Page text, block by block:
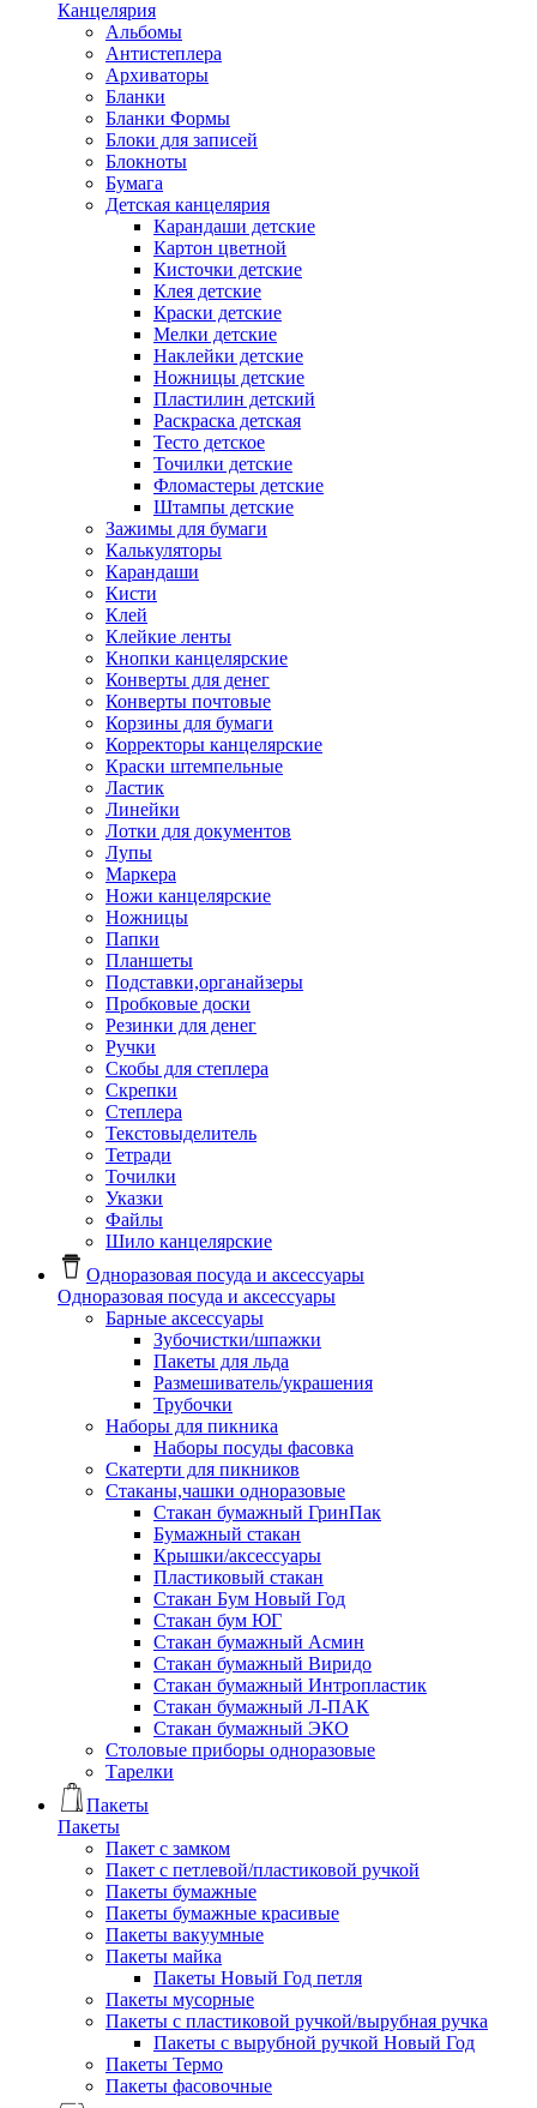
Канцелярия
Альбомы
Антистеплера
Архиваторы
Бланки
Бланки Формы
Блоки для записей
Блокноты
Бумага
Детская канцелярия
Карандаши детские
Картон цветной
Кисточки детские
Клея детские
Краски детские
Мелки детские
Наклейки детские
Ножницы детские
Пластилин детский
Раскраска детская
Тесто детское
Точилки детские
Фломастеры детские
Штампы детские
Зажимы для бумаги
Калькуляторы
Карандаши
Кисти
Клей
Клейкие ленты
Кнопки канцелярские
Конверты для денег
Конверты почтовые
Корзины для бумаги
Корректоры канцелярские
Краски штемпельные
Ластик
Линейки
Лотки для документов
Лупы
Маркера
Ножи канцелярские
Ножницы
Папки
Планшеты
Подставки,органайзеры
Пробковые доски
Резинки для денег
Ручки
Скобы для степлера
Скрепки
Степлера
Текстовыделитель
Тетради
Точилки
Указки
Файлы
Шило канцелярские
Одноразовая посуда и аксессуары
Одноразовая посуда и аксессуары
Барные аксессуары
Зубочистки/шпажки
Пакеты для льда
Размешиватель/украшения
Трубочки
Наборы для пикника
Наборы посуды фасовка
Скатерти для пикников
Стаканы,чашки одноразовые
Cтакан бумажный ГринПак
Бумажный стакан
Крышки/аксессуары
Пластиковый стакан
Стакан Бум Новый Год
Стакан бум ЮГ
Стакан бумажный Асмин
Стакан бумажный Виридо
Стакан бумажный Интропластик
Стакан бумажный Л-ПАК
Стакан бумажный ЭКО
Столовые приборы одноразовые
Тарелки
Пакеты
Пакеты
Пакет с замком
Пакет с петлевой/пластиковой ручкой
Пакеты бумажные
Пакеты бумажные красивые
Пакеты вакуумные
Пакеты майка
Пакеты Новый Год петля
Пакеты мусорные
Пакеты с пластиковой ручкой/вырубная ручка
Пакеты с вырубной ручкой Новый Год
Пакеты Термо
Пакеты фасовочные